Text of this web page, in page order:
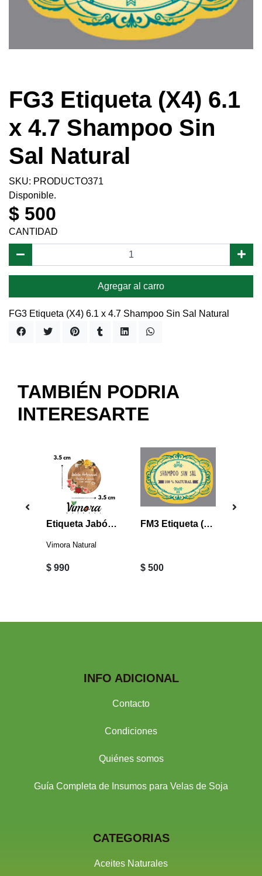
FG3 Etiqueta (X4) 6.1
x 4.7 Shampoo Sin
Sal Natural
SKU: PRODUCTO371
Disponible.
$ 500
CANTIDAD
Agregar al carro
FG3 Etiqueta (X4) 6.1 x 4.7 Shampoo Sin Sal Natural
TAMBIÉN PODRIA
INTERESARTE
Etiqueta Jabón Artesanal 3.5 Cm (6 Unidades) JA3
Vimora Natural
$ 990
FM3 Etiqueta (X6) 5.0 x 3.8 Shampoo Sin Sal Natural
$ 500
INFO ADICIONAL
Contacto
Condiciones
Quiénes somos
Guía Completa de Insumos para Velas de Soja
CATEGORIAS
Aceites Naturales